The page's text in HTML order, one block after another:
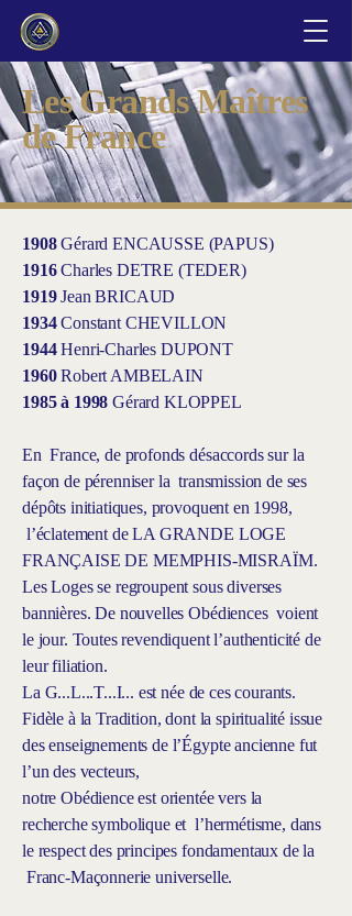
Les Grands Maîtres
de France
1908Gérard ENCAUSSE (PAPUS)
1916Charles DETRE (TEDER)
1919Jean BRICAUD
1934Constant CHEVILLON
1944Henri-Charles DUPONT
1960Robert AMBELAIN
1985 à 1998 Gérard KLOPPEL
En France, de profonds désaccords sur la
façon de pérenniser la transmission de ses
dépôts initiatiques, provoquent en 1998,
l’éclatement de LA GRANDE LOGE
FRANÇAISE DE MEMPHIS-MISRAÏM.
Les Loges se regroupent sous diverses
bannières. De nouvelles Obédiences voient
le jour. Toutes revendiquent l’authenticité de
leur filiation.
La G...L...T...I... est née de ces courants.
Fidèle à la Tradition, dont la spiritualité issue
des enseignements de l’Égypte ancienne fut
l’un des vecteurs,
notre Obédience est orientée vers la
recherche symbolique et l’hermétisme, dans
le respect des principes fondamentaux de la
Franc-Maçonnerie universelle.